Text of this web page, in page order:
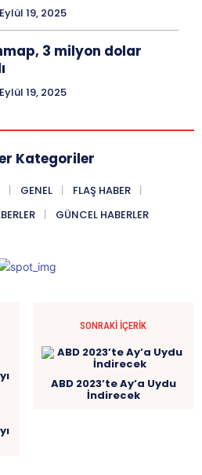
Eylül 19, 2025
3 milyon dolar
Eylül 19, 2025
Kategoriler
GENEL
FLAŞ HABER
GÜNCEL HABERLER
SONRAKI İÇERIK
ABD 2023’te Ay’a Uydu
İndirecek